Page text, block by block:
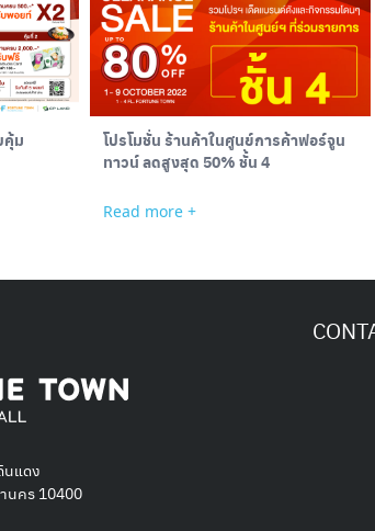
คุ้ม
โปรโมชั่น ร้านค้าในศูนย์การค้าฟอร์จูน
ทาวน์ ลดสูงสุด 50% ชั้น 4
Read more +
นแดง
นคร 10400